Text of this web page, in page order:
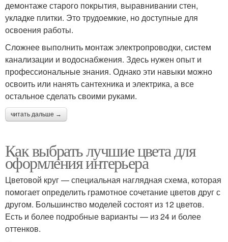
демонтаже старого покрытия, выравнивании стен,
укладке плитки. Это трудоемкие, но доступные для
освоения работы.
Сложнее выполнить монтаж электропроводки, систем
канализации и водоснабжения. Здесь нужен опыт и
профессиональные знания. Однако эти навыки можно
освоить или нанять сантехника и электрика, а все
остальное сделать своими руками.
читать дальше →
Как выбрать лучшие цвета для
оформления интерьера
Цветовой круг — специальная наглядная схема, которая
помогает определить грамотное сочетание цветов друг с
другом. Большинство моделей состоят из 12 цветов.
Есть и более подробные варианты — из 24 и более
оттенков.